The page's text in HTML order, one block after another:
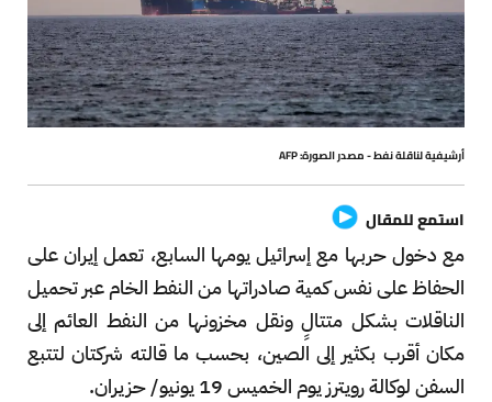
أرشيفية لناقلة نفط - مصدر الصورة: AFP
استمع للمقال
مع دخول حربها مع إسرائيل يومها السابع، تعمل إيران على
الحفاظ على نفس كمية صادراتها من النفط الخام عبر تحميل
الناقلات بشكل متتالٍ ونقل مخزونها من النفط العائم إلى
مكان أقرب بكثير إلى الصين، بحسب ما قالته شركتان لتتبع
السفن لوكالة رويترز يوم الخميس 19 يونيو/ حزيران.